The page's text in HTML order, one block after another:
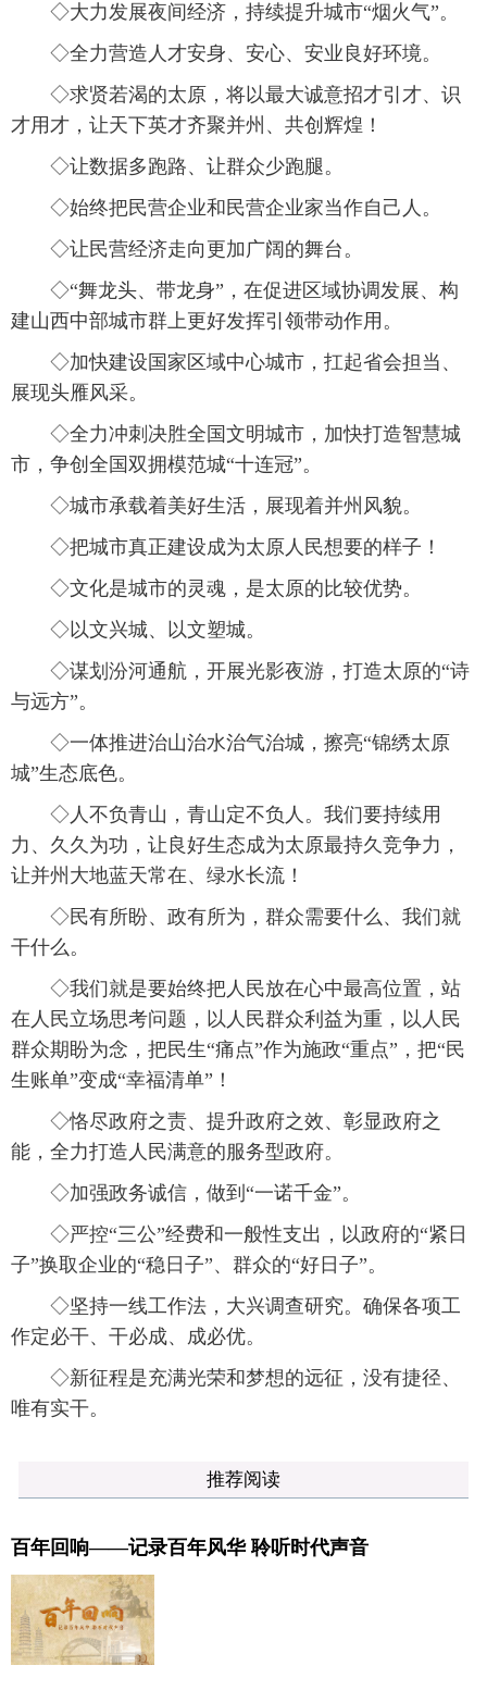
◇大力发展夜间经济，持续提升城市“烟火气”。
◇全力营造人才安身、安心、安业良好环境。
◇求贤若渴的太原，将以最大诚意招才引才、识
才用才，让天下英才齐聚并州、共创辉煌！
◇让数据多跑路、让群众少跑腿。
◇始终把民营企业和民营企业家当作自己人。
◇让民营经济走向更加广阔的舞台。
◇“舞龙头、带龙身”，在促进区域协调发展、构
建山西中部城市群上更好发挥引领带动作用。
◇加快建设国家区域中心城市，扛起省会担当、
展现头雁风采。
◇全力冲刺决胜全国文明城市，加快打造智慧城
市，争创全国双拥模范城“十连冠”。
◇城市承载着美好生活，展现着并州风貌。
◇把城市真正建设成为太原人民想要的样子！
◇文化是城市的灵魂，是太原的比较优势。
◇以文兴城、以文塑城。
◇谋划汾河通航，开展光影夜游，打造太原的“诗
与远方”。
◇一体推进治山治水治气治城，擦亮“锦绣太原
城”生态底色。
◇人不负青山，青山定不负人。我们要持续用
力、久久为功，让良好生态成为太原最持久竞争力，
让并州大地蓝天常在、绿水长流！
◇民有所盼、政有所为，群众需要什么、我们就
干什么。
◇我们就是要始终把人民放在心中最高位置，站
在人民立场思考问题，以人民群众利益为重，以人民
群众期盼为念，把民生“痛点”作为施政“重点”，把“民
生账单”变成“幸福清单”！
◇恪尽政府之责、提升政府之效、彰显政府之
能，全力打造人民满意的服务型政府。
◇加强政务诚信，做到“一诺千金”。
◇严控“三公”经费和一般性支出，以政府的“紧日
子”换取企业的“稳日子”、群众的“好日子”。
◇坚持一线工作法，大兴调查研究。确保各项工
作定必干、干必成、成必优。
◇新征程是充满光荣和梦想的远征，没有捷径、
唯有实干。
推荐阅读
百年回响——记录百年风华 聆听时代声音